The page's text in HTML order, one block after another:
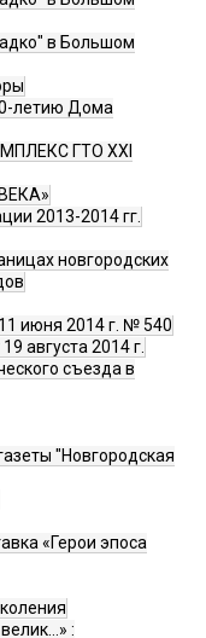
в Большом
летию Дома
ГТО XXI
2013-2014 гг.
новгородских
июня 2014 г. № 540
августа 2014 г.
съезда в
"Новгородская
«Герои эпоса
: